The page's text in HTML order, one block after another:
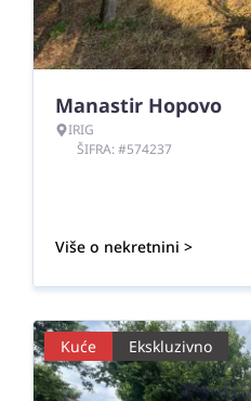
Manastir Hopovo
IRIG
ŠIFRA: #574237
Više o nekretnini >
Kuće Ekskluzivno